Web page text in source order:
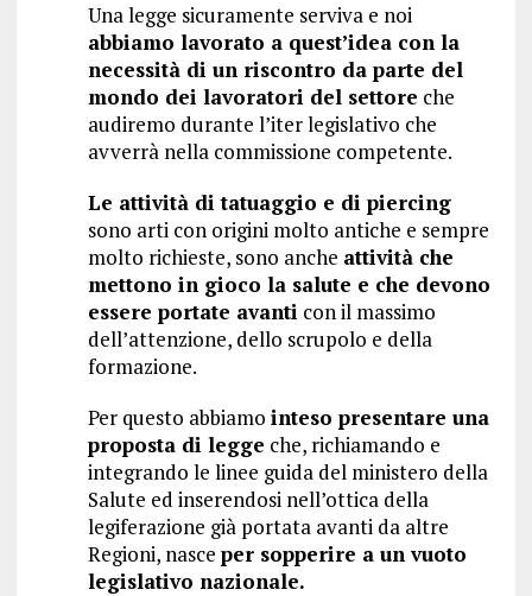
Una legge sicuramente serviva e noi
abbiamo lavorato a quest’idea con la
necessità di un riscontro da parte del
mondo dei lavoratori del settore che
audiremo durante l’iter legislativo che
avverrà nella commissione competente.
Le attività di tatuaggio e di piercing
sono arti con origini molto antiche e sempre
molto richieste, sono anche attività che
mettono in gioco la salute e che devono
essere portate avanti con il massimo
dell’attenzione, dello scrupolo e della
formazione.
Per questo abbiamo inteso presentare una
proposta di legge che, richiamando e
integrando le linee guida del ministero della
Salute ed inserendosi nell’ottica della
legiferazione già portata avanti da altre
Regioni, nasce per sopperire a un vuoto
legislativo nazionale.